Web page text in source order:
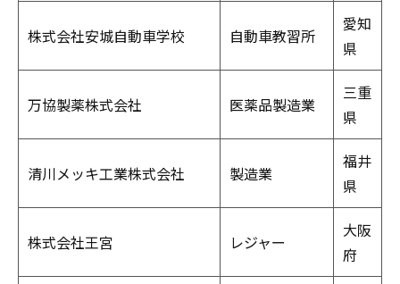
株式会社安城自動車学校 自動車教習所
愛知
県
万協製薬株式会社 医薬品製造業
三重
県
清川メッキ工業株式会社 製造業
福井
県
株式会社王宮 レジャー
大阪
府